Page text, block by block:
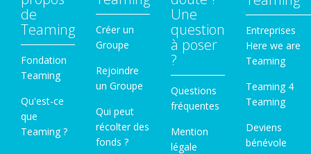
de
Teaming
Fondation
Teaming
Qu'est-ce
que
Teaming ?
Créer un
Groupe
Rejoindre
un Groupe
Qui peut
récolter des
fonds ?
Une
question
à poser
?
Questions
fréquentes
Mention
légale
Entreprises
Here we are
Teaming
Teaming 4
Teaming
Deviens
bénévole